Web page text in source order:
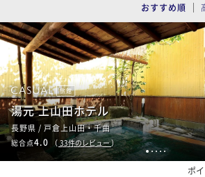
おすすめ順
1 2 34 5
旅館
湯元 上山田ホテル
長野県 / 戸倉上山田・千曲
総合点4.0 （ 33件のレビュー）
ポ